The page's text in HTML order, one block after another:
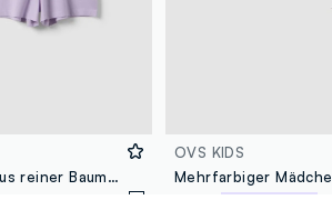
Kurzer Mädchen-Pyjama aus reiner Baumwolle in Multicolor mit Print
OVS KIDS